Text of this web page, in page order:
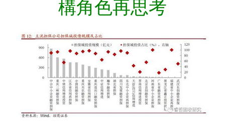
構角色再思考